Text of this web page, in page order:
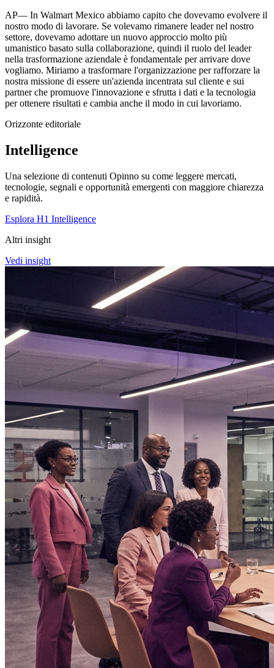
AP— In Walmart Mexico abbiamo capito che dovevamo evolvere il
nostro modo di lavorare. Se volevamo rimanere leader nel nostro
settore, dovevamo adottare un nuovo approccio molto più
umanistico basato sulla collaborazione, quindi il ruolo del leader
nella trasformazione aziendale è fondamentale per arrivare dove
vogliamo. Miriamo a trasformare l'organizzazione per rafforzare la
nostra missione di essere un'azienda incentrata sul cliente e sui
partner che promuove l'innovazione e sfrutta i dati e la tecnologia
per ottenere risultati e cambia anche il modo in cui lavoriamo.
Orizzonte editoriale
Intelligence
Una selezione di contenuti Opinno su come leggere mercati,
tecnologie, segnali e opportunità emergenti con maggiore chiarezza
e rapidità.
Esplora H1 Intelligence
Altri insight
Vedi insight